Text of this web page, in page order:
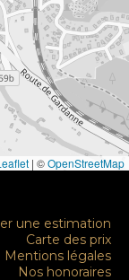
| ©OpenStreetMap
une estimation
Carte des prix
Mentions légales
Nos honoraires